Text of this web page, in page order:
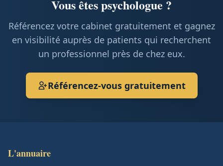
Vous êtes psychologue ?
Référencez votre cabinet gratuitement et gagnez
en visibilité auprès de patients qui recherchent
un professionnel près de chez eux.
Référencez-vous gratuitement
L'annuaire